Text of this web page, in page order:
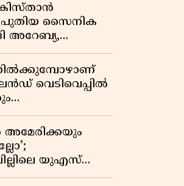
പുതിയ സൈനിക
അറേബ്യ,
നിൽക്കുമ്പോഴാണ്
വെടിവെപ്പിൽ
കൊല്ലപ്പെട്ടു,
യുഎസ്
ഇന്ത്യ